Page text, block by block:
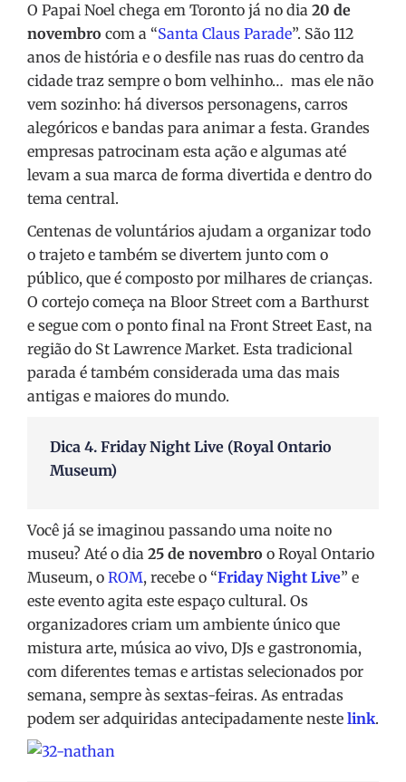
O Papai Noel chega em Toronto já no dia 20 de
novembro com a “Santa Claus Parade”. São 112
anos de história e o desfile nas ruas do centro da
cidade traz sempre o bom velhinho… mas ele não
vem sozinho: há diversos personagens, carros
alegóricos e bandas para animar a festa. Grandes
empresas patrocinam esta ação e algumas até
levam a sua marca de forma divertida e dentro do
tema central.
Centenas de voluntários ajudam a organizar todo
o trajeto e também se divertem junto com o
público, que é composto por milhares de crianças.
O cortejo começa na Bloor Street com a Barthurst
e segue com o ponto final na Front Street East, na
região do St Lawrence Market. Esta tradicional
parada é também considerada uma das mais
antigas e maiores do mundo.
Dica 4. Friday Night Live (Royal Ontario
Museum)
Você já se imaginou passando uma noite no
museu? Até o dia 25 de novembro o Royal Ontario
Museum, o ROM, recebe o “Friday Night Live” e
este evento agita este espaço cultural. Os
organizadores criam um ambiente único que
mistura arte, música ao vivo, DJs e gastronomia,
com diferentes temas e artistas selecionados por
semana, sempre às sextas-feiras. As entradas
podem ser adquiridas antecipadamente neste link.